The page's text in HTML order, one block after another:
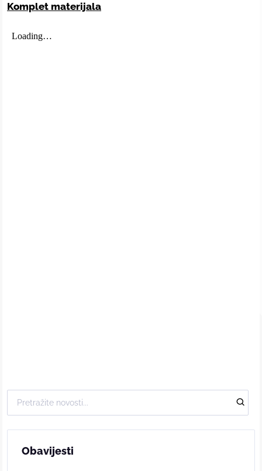
Komplet materijala
Obavijesti